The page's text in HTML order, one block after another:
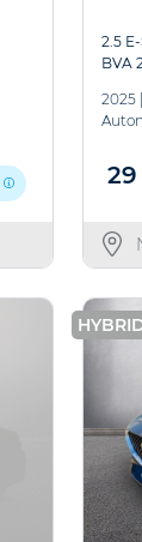
2.5
BVA
2025 |